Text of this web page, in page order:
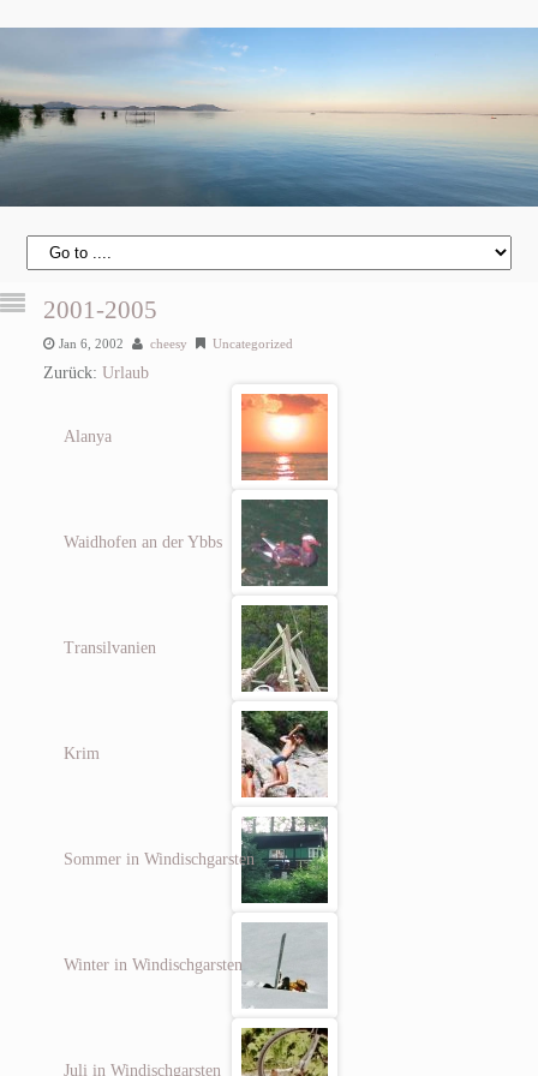
2001-2005
Jan 6, 2002 cheesy Uncategorized
Zurück: Urlaub
Alanya
Waidhofen an der Ybbs
Transilvanien
Krim
Sommer in Windischgarsten
Winter in Windischgarsten
Juli in Windischgarsten